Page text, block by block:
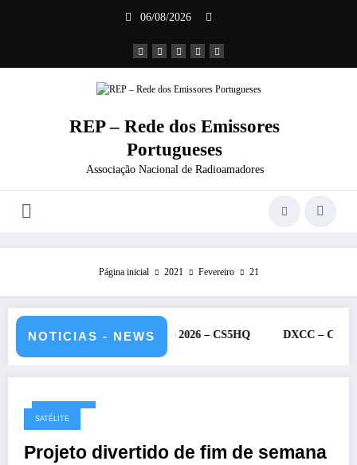
06/08/2026
REP – Rede dos Emissores
Portugueses
Associação Nacional de Radioamadores
Página inicial 2021 Fevereiro 21
NOTICIAS - NEWS
– 11 e 12 de julho de 2026 – CS5HQ DXCC – Classificação
21/02/2021
SATÉLITE
Projeto divertido de fim de semana